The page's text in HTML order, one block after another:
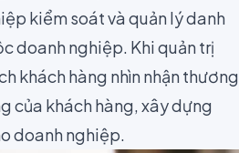
kiểm soát và quản lý danh
doanh nghiệp. Khi quản trị
khách hàng nhìn nhận thương
của khách hàng, xây dựng
doanh nghiệp.